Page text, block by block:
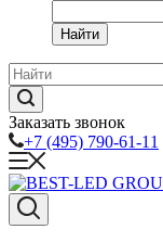
Найти
Заказать звонок
+7 (495) 790-61-11